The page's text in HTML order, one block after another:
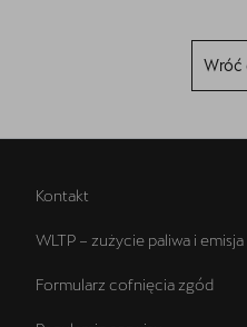
Wróć
Kontakt
WLTP – zużycie paliwa i emisja
Formularz cofnięcia zgód